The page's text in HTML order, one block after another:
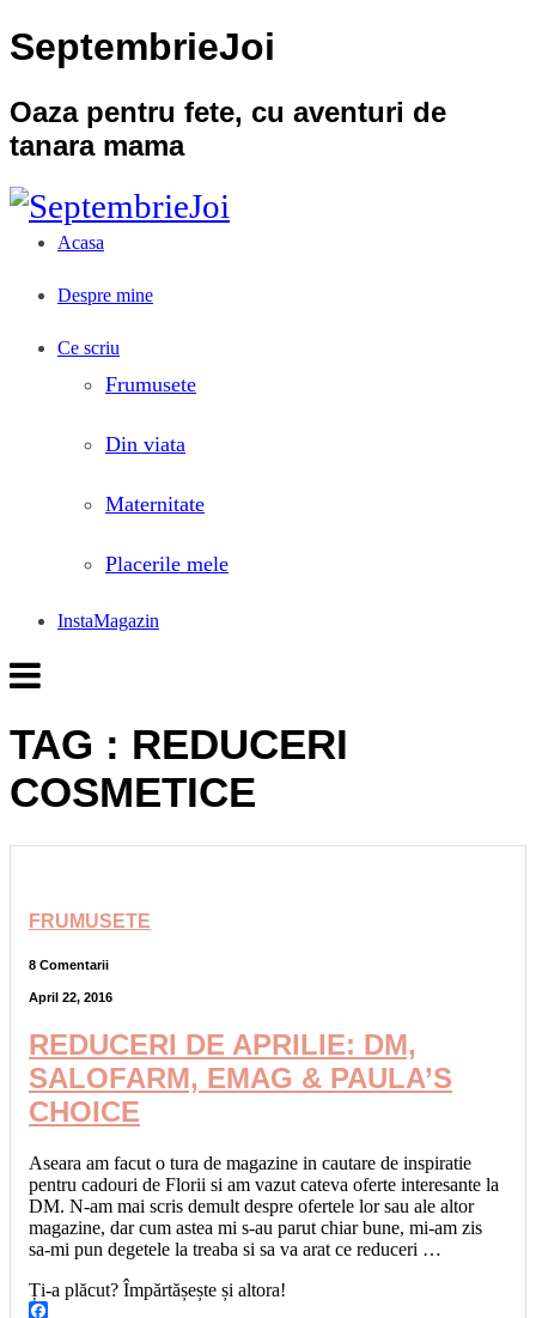
SeptembrieJoi
Oaza pentru fete, cu aventuri de
tanara mama
Acasa
Despre mine
Ce scriu
Frumusete
Din viata
Maternitate
Placerile mele
InstaMagazin
TAG : REDUCERI
COSMETICE
FRUMUSETE
8 Comentarii
April 22, 2016
REDUCERI DE APRILIE: DM,
SALOFARM, EMAG & PAULA’S
CHOICE
Aseara am facut o tura de magazine in cautare de inspiratie
pentru cadouri de Florii si am vazut cateva oferte interesante la
DM. N-am mai scris demult despre ofertele lor sau ale altor
magazine, dar cum astea mi s-au parut chiar bune, mi-am zis
sa-mi pun degetele la treaba si sa va arat ce reduceri …
Ți-a plăcut? Împărtășește și altora!